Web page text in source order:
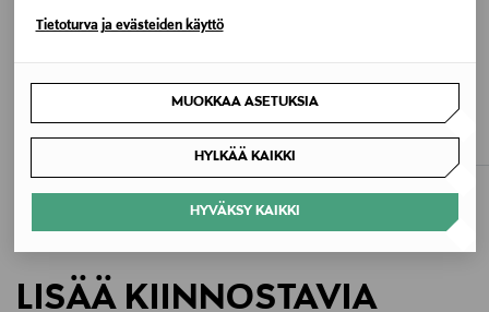
Tietoturva ja evästeiden käyttö
MUOKKAA ASETUKSIA
HYLKÄÄ KAIKKI
HYVÄKSY KAIKKI
ONE
Valmistajan tuotenumero
Valmistaja
Michael Kors B.V.
MICHAEL MICHAEL KORS
Nolita Medium Chain Pouchette -
nahkalaukku
MICHAEL MICHAEL KORS
Izzy Small Barrel Pouchette -
nahkalaukku
LISÄÄ KIINNOSTAVIA